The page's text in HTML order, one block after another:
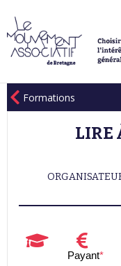
Formations
LIRE
Payant*